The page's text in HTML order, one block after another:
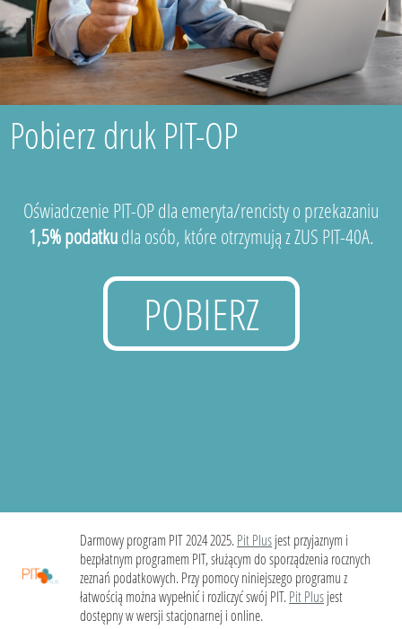
Pobierz druk PIT-OP
Oświadczenie PIT-OP dla emeryta/rencisty o przekazaniu
1,5% podatkudla osób, które otrzymują z ZUS PIT-40A.
POBIERZ
Darmowy program PIT 2024 2025.Pit Plusjest przyjaznym i
bezpłatnym programem PIT, służącym do sporządzenia rocznych
zeznań podatkowych. Przy pomocy niniejszego programu z
łatwością można wypełnić i rozliczyć swój PIT.Pit Plusjest
dostępny w wersji stacjonarnej i online.